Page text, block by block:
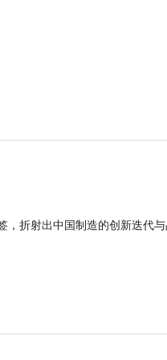
，折射出中国制造的创新迭代